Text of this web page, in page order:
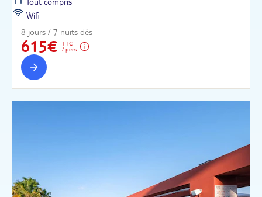
Wifi
8 jours / 7 nuits dès
615€
TTC
/ pers.